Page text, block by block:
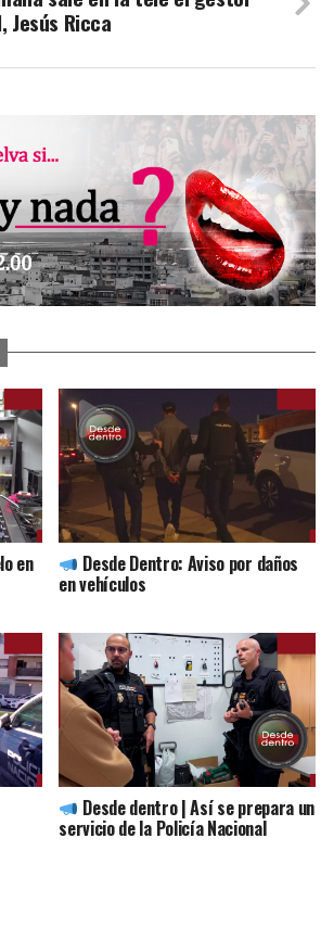
Jesús Ricca
en Desde Dentro: Aviso por daños
en vehículos
Desde dentro | Así se prepara un
servicio de la Policía Nacional